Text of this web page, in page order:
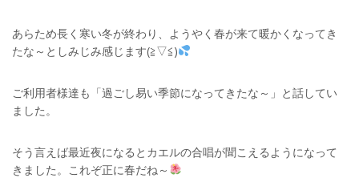
あらため長く寒い冬が終わり、ようやく春が来て暖かくなってき
たな～としみじみ感じます(≧▽≦)
ご利用者様達も「過ごし易い季節になってきたな～」と話してい
ました。
そう言えば最近夜になるとカエルの合唱が聞こえるようになって
きました。これぞ正に春だね～